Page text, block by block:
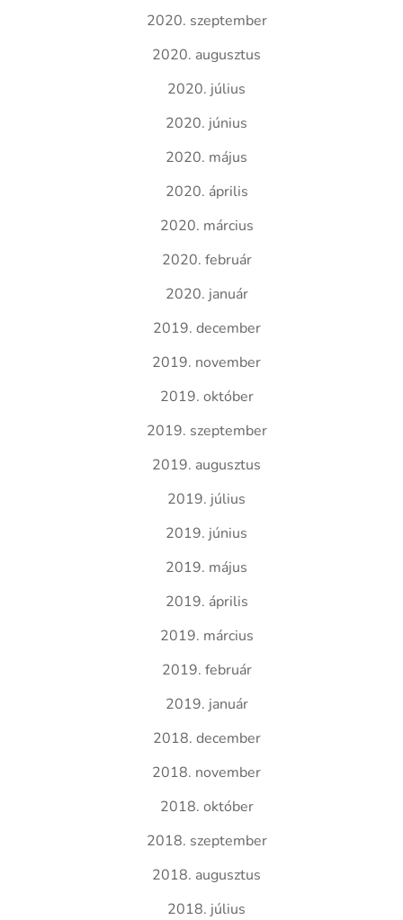
2020. szeptember
2020. augusztus
2020. július
2020. június
2020. május
2020. április
2020. március
2020. február
2020. január
2019. december
2019. november
2019. október
2019. szeptember
2019. augusztus
2019. július
2019. június
2019. május
2019. április
2019. március
2019. február
2019. január
2018. december
2018. november
2018. október
2018. szeptember
2018. augusztus
2018. július